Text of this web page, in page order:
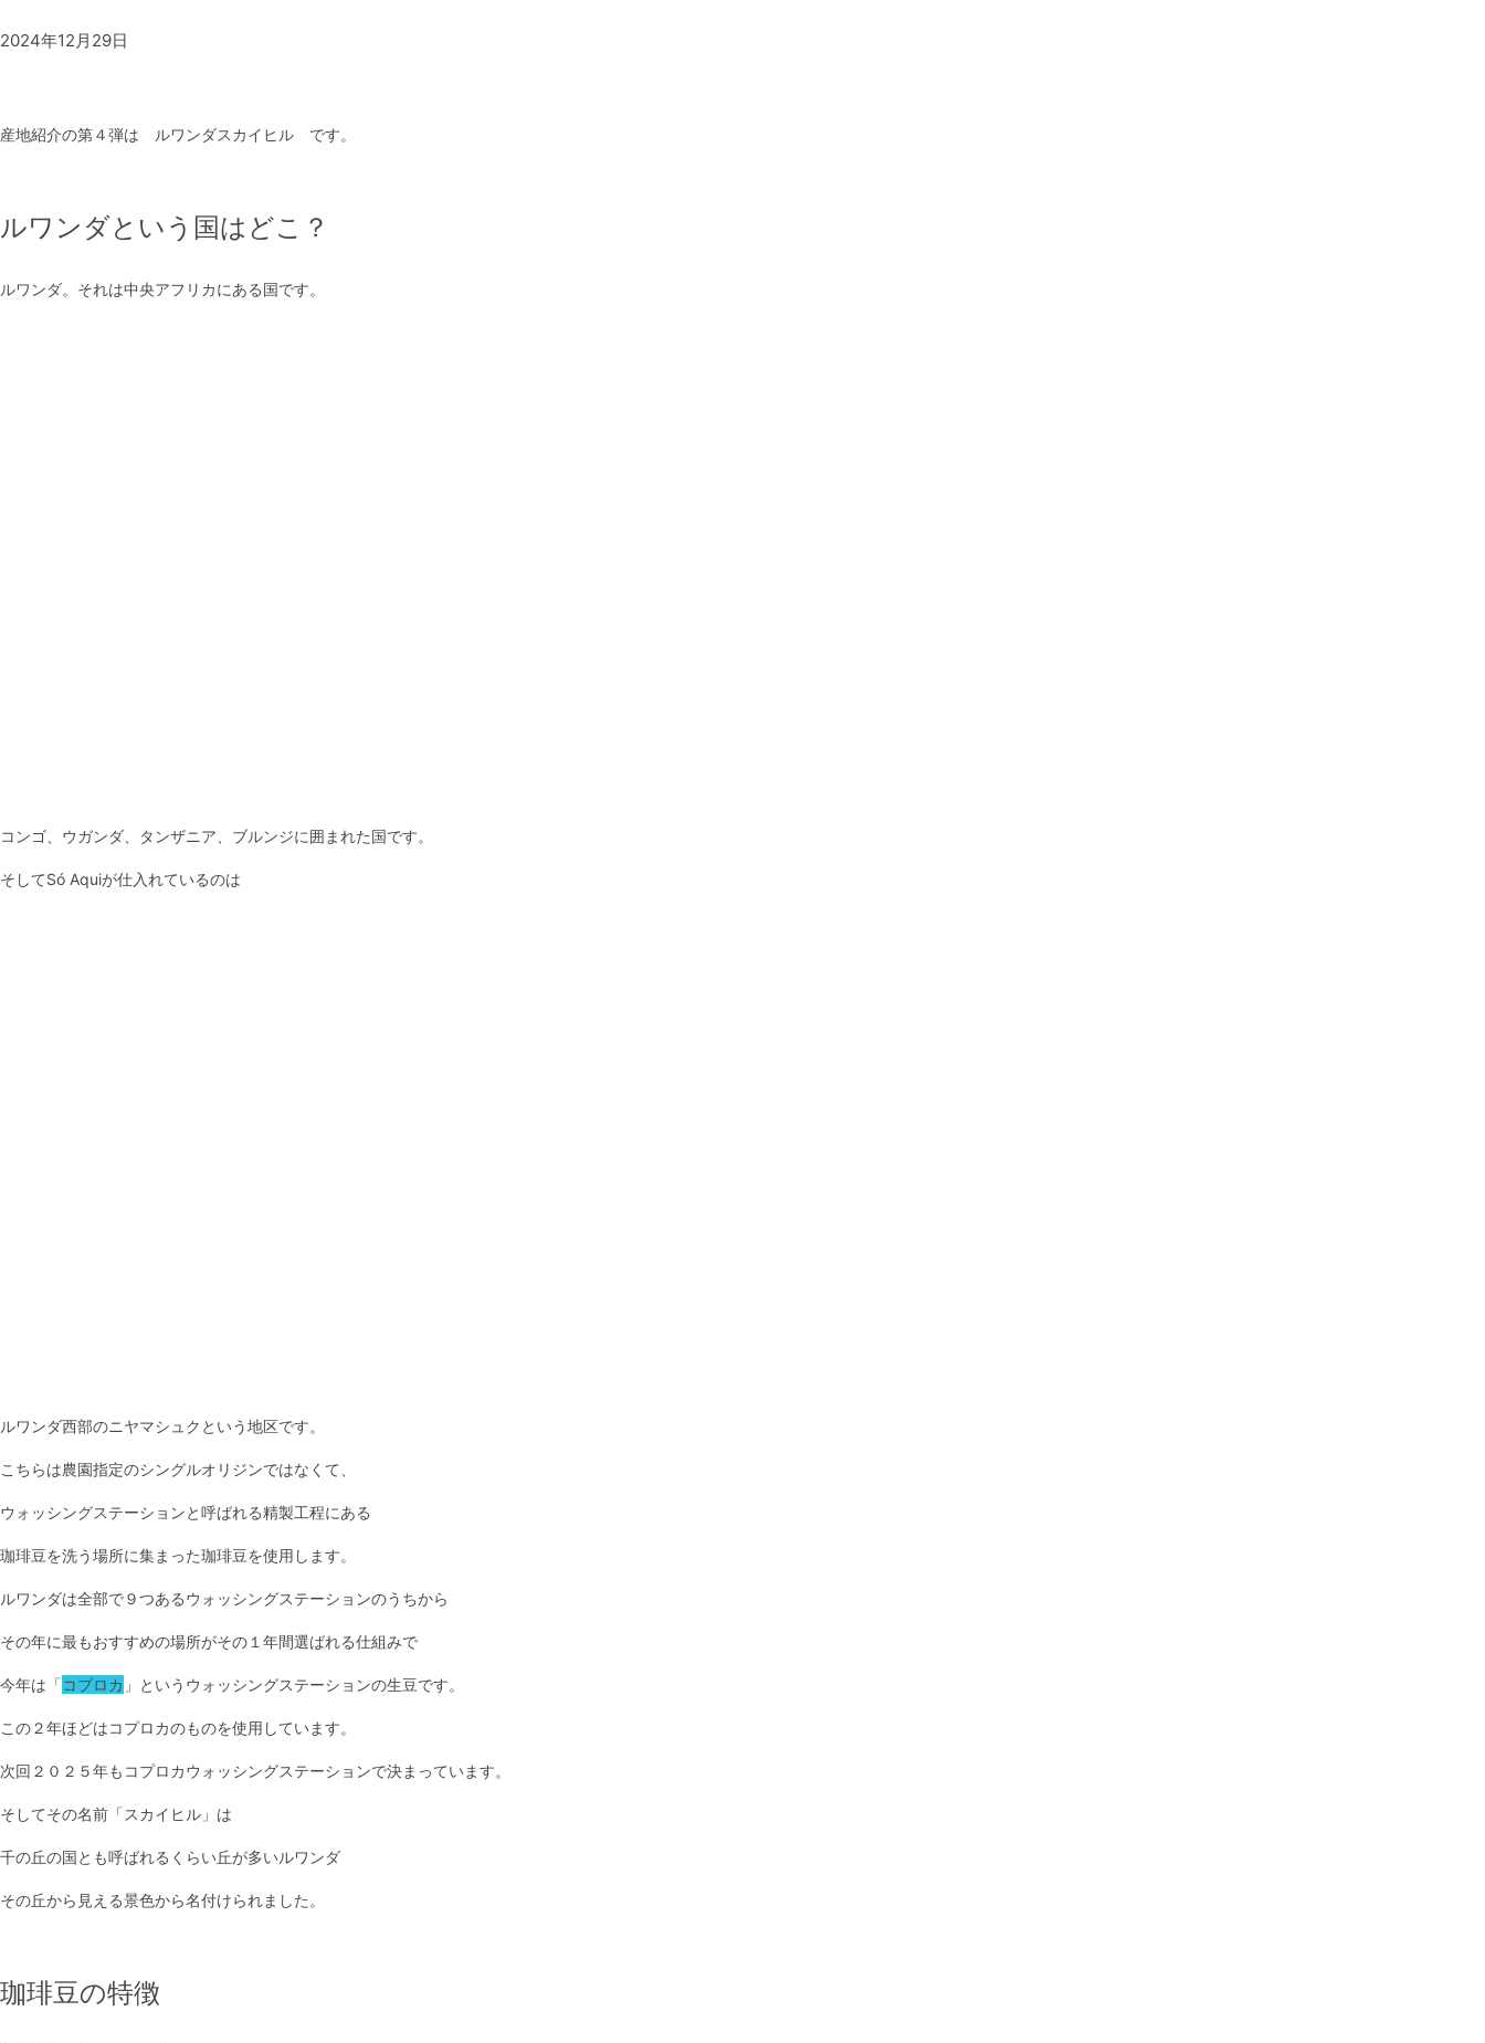
2024年12月29日
産地紹介の第４弾は ルワンダスカイヒル です。
ルワンダという国はどこ？
ルワンダ。それは中央アフリカにある国です。
コンゴ、ウガンダ、タンザニア、ブルンジに囲まれた国です。
そしてSó Aquiが仕入れているのは
ルワンダ西部のニヤマシュクという地区です。
こちらは農園指定のシングルオリジンではなくて、
ウォッシングステーションと呼ばれる精製工程にある
珈琲豆を洗う場所に集まった珈琲豆を使用します。
ルワンダは全部で９つあるウォッシングステーションのうちから
その年に最もおすすめの場所がその１年間選ばれる仕組みで
今年は「コプロカ 」というウォッシングステーションの生豆です。
この２年ほどはコプロカのものを使用しています。
次回２０２５年もコプロカウォッシングステーションで決まっています。
そしてその名前「スカイヒル」は
千の丘の国とも呼ばれるくらい丘が多いルワンダ
その丘から見える景色から名付けられました。
珈琲豆の特徴